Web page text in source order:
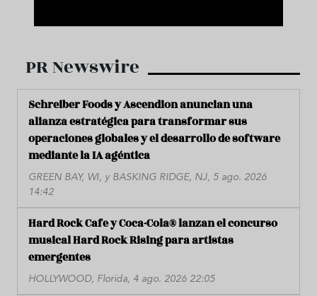
PR Newswire
Schreiber Foods y Ascendion anuncian una
alianza estratégica para transformar sus
operaciones globales y el desarrollo de software
mediante la IA agéntica
GREEN BAY, WI, y BASKING RIDGE, NJ, 5 ago. 2026
14:42
Hard Rock Cafe y Coca-Cola® lanzan el concurso
musical Hard Rock Rising para artistas
emergentes
HOLLYWOOD, Florida, 4 ago. 2026 22:05